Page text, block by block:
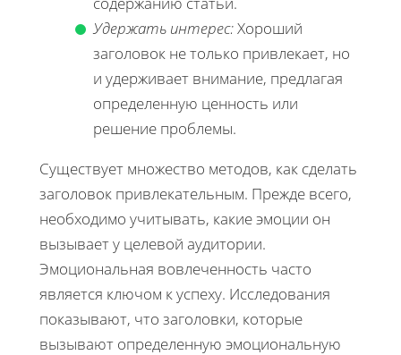
Удержать интерес:Хороший
заголовок не только привлекает, но
и удерживает внимание, предлагая
определенную ценность или
решение проблемы.
Существует множество методов, как сделать
заголовок привлекательным. Прежде всего,
необходимо учитывать, какие эмоции он
вызывает у целевой аудитории.
Эмоциональная вовлеченность часто
является ключом к успеху. Исследования
показывают, что заголовки, которые
вызывают определенную эмоциональную